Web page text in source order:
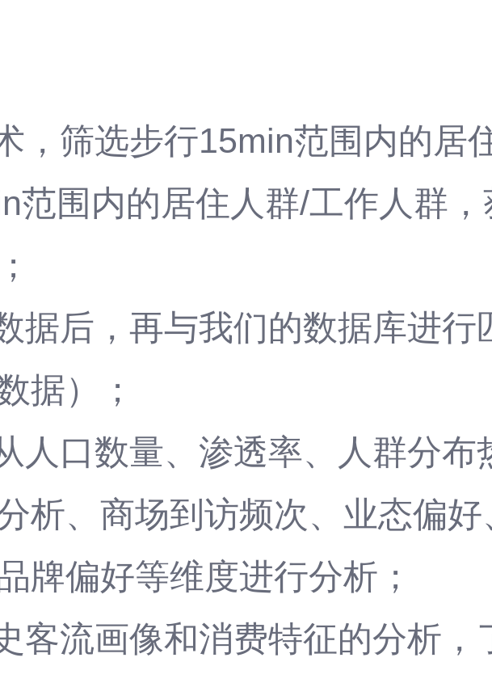
，筛选步行15min范围内的居
范围内的居住人群/工作人群
据后，再与我们的数据库进行
据）；
人口数量、渗透率、人群分布
析、商场到访频次、业态偏
牌偏好等维度进行分析；
客流画像和消费特征的分析，